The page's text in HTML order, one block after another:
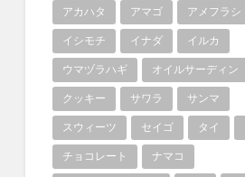
アカハタ アマゴ アメフラシ
イシモチ イナダ イルカ
ウマヅラハギ オイルサーディン
クッキー サワラ サンマ
スウィーツ セイゴ タイ
チョコレート ナマコ